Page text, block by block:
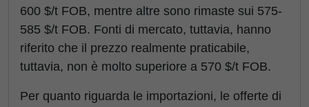
600 $/t FOB, mentre altre sono rimaste sui 575-
585 $/t FOB. Fonti di mercato, tuttavia, hanno
riferito che il prezzo realmente praticabile,
tuttavia, non è molto superiore a 570 $/t FOB.
Per quanto riguarda le importazioni, le offerte di